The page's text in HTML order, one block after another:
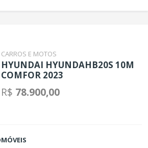
CARROS E MOTOS
HYUNDAI HYUNDAHB20S 10M
COMFOR 2023
R$ 78.900,00